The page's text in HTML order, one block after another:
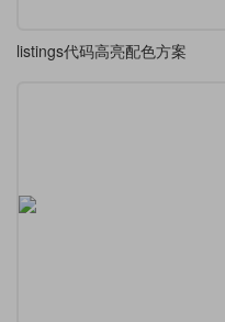
listings代码高亮配色方案